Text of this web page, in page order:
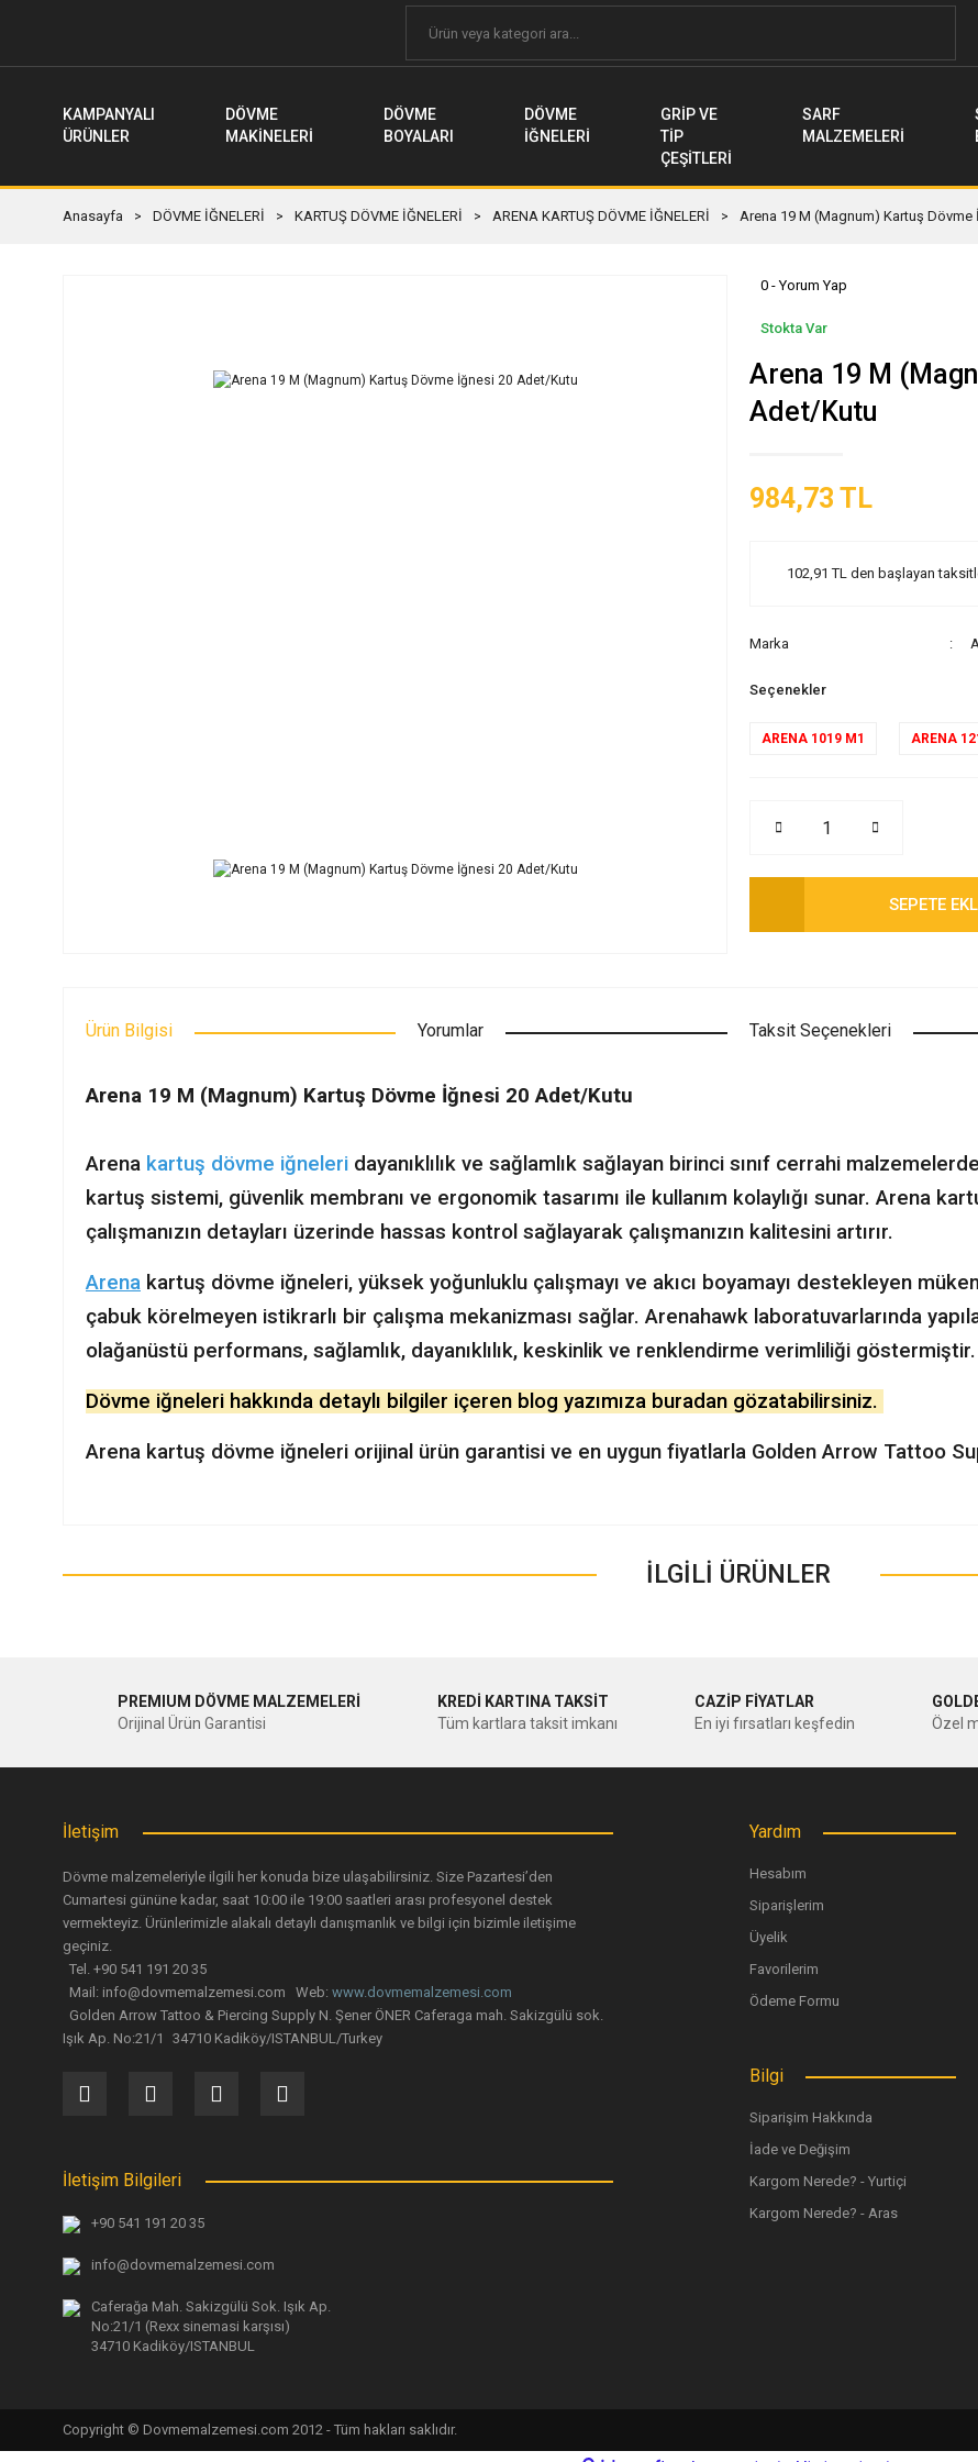
KAMPANYALI
ÜRÜNLER
DÖVME
MAKİNELERİ
DÖVME
BOYALARI
DÖVME
İĞNELERİ
GRİP VE
TİP
ÇEŞİTLERİ
SARF
MALZEMELERİ
Anasayfa DÖVME İĞNELERİ KARTUŞ DÖVME İĞNELERİ ARENA KARTUŞ DÖVME İĞNELERİ Arena 19 M (Magnum) Kartuş
0 - Yorum Yap
Stokta Var
Arena 19 M
Adet/Kutu
984,73 TL
102,91 TL den başlayan
Marka
Seçenekler
ARENA 1019 M1 ARENA
SEPETE
Ürün Bilgisi Yorumlar Taksit Seçenekleri
Arena 19 M (Magnum) Kartuş Dövme İğnesi 20 Adet/Kutu
Arena kartuş dövme iğneleri dayanıklılık ve sağlamlık sağlayan birinci sınıf cerrahi
kartuş sistemi, güvenlik membranı ve ergonomik tasarımı ile kullanım kolaylığı sunar. Arena
çalışmanızın detayları üzerinde hassas kontrol sağlayarak çalışmanızın kalitesini artırır.
Arena kartuş dövme iğneleri, yüksek yoğunluklu çalışmayı ve akıcı boyamayı destekleyen
çabuk körelmeyen istikrarlı bir çalışma mekanizması sağlar. Arenahawk laboratuvarlarında
olağanüstü performans, sağlamlık, dayanıklılık, keskinlik ve renklendirme verimliliği göstermiştir.
Dövme iğneleri hakkında detaylı bilgiler içeren blog yazımıza buradan gözatabilirsiniz.
Arena kartuş dövme iğneleri orijinal ürün garantisi ve en uygun fiyatlarla Golden Arrow Tattoo
Bu ürüne ilk yorumu siz yapın!
Ürün fiyatı diğer sitelerden daha pahalı.
Gönder
İLGİLİ ÜRÜNLER
SoulWay UV Blokajlı Dövme İyileştirme Bandı
933,95 TL
PREMIUM DÖVME MALZEMELERİ
Orijinal Ürün Garantisi
KREDİ KARTINA TAKSİT
Tüm kartlara taksit imkanı
CAZİP FİYATLAR
En iyi fırsatları keşfedin
Özel
İletişim
Dövme malzemeleriyle ilgili her konuda bize ulaşabilirsiniz. Size Pazartesi’den
Cumartesi gününe kadar, saat 10:00 ile 19:00 saatleri arası profesyonel destek
vermekteyiz. Ürünlerimizle alakalı detaylı danışmanlık ve bilgi için bizimle iletişime
geçiniz.
Tel. +90 541 191 20 35
Mail: info@dovmemalzemesi.com Web: www.dovmemalzemesi.com
Golden Arrow Tattoo & Piercing Supply N. Şener ÖNER Caferaga mah. Sakizgülü sok.
Işık Ap. No:21/1 34710 Kadiköy/ISTANBUL/Turkey
İletişim Bilgileri
+90 541 191 20 35
info@dovmemalzemesi.com
Caferağa Mah. Sakizgülü Sok. Işık Ap.
No:21/1 (Rexx sinemasi karşısı)
34710 Kadiköy/ISTANBUL
Yardım
Hesabım
Siparişlerim
Üyelik
Favorilerim
Ödeme Formu
Bilgi
Siparişim Hakkında
İade ve Değişim
Kargom Nerede? - Yurtiçi
Kargom Nerede? - Aras
Copyright © Dovmemalzemesi.com 2012 - Tüm hakları saklıdır.